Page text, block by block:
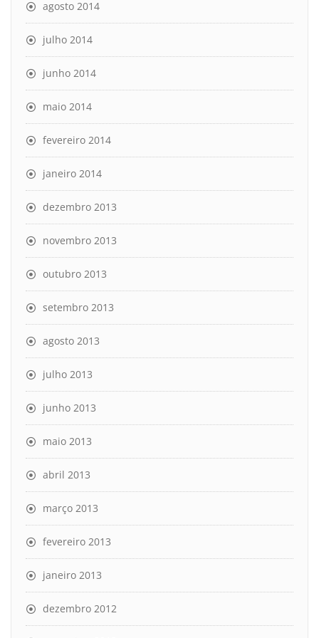
agosto 2014
julho 2014
junho 2014
maio 2014
fevereiro 2014
janeiro 2014
dezembro 2013
novembro 2013
outubro 2013
setembro 2013
agosto 2013
julho 2013
junho 2013
maio 2013
abril 2013
março 2013
fevereiro 2013
janeiro 2013
dezembro 2012